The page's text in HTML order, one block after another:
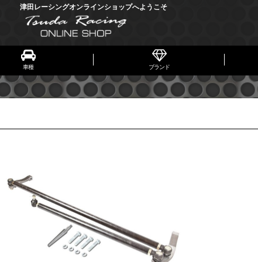
津田レーシングオンラインショップへようこそ
車種 ブランド